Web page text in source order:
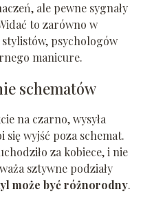
ale pewne sygnały
to zarówno w
psychologów
manicure.
schematów
na czarno, wysyła
wyjść poza schemat.
za kobiece, i nie
sztywne podziały
może być różnorodny.